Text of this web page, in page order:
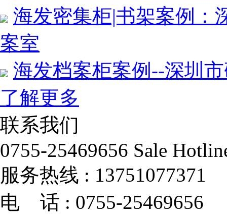
海发密集柜|书架案例：
案室
海发档案柜案例--深圳
了解更多
联系我们
0755-25469656 Sale
服务热线 : 13751077371
电 话 : 0755-25469656